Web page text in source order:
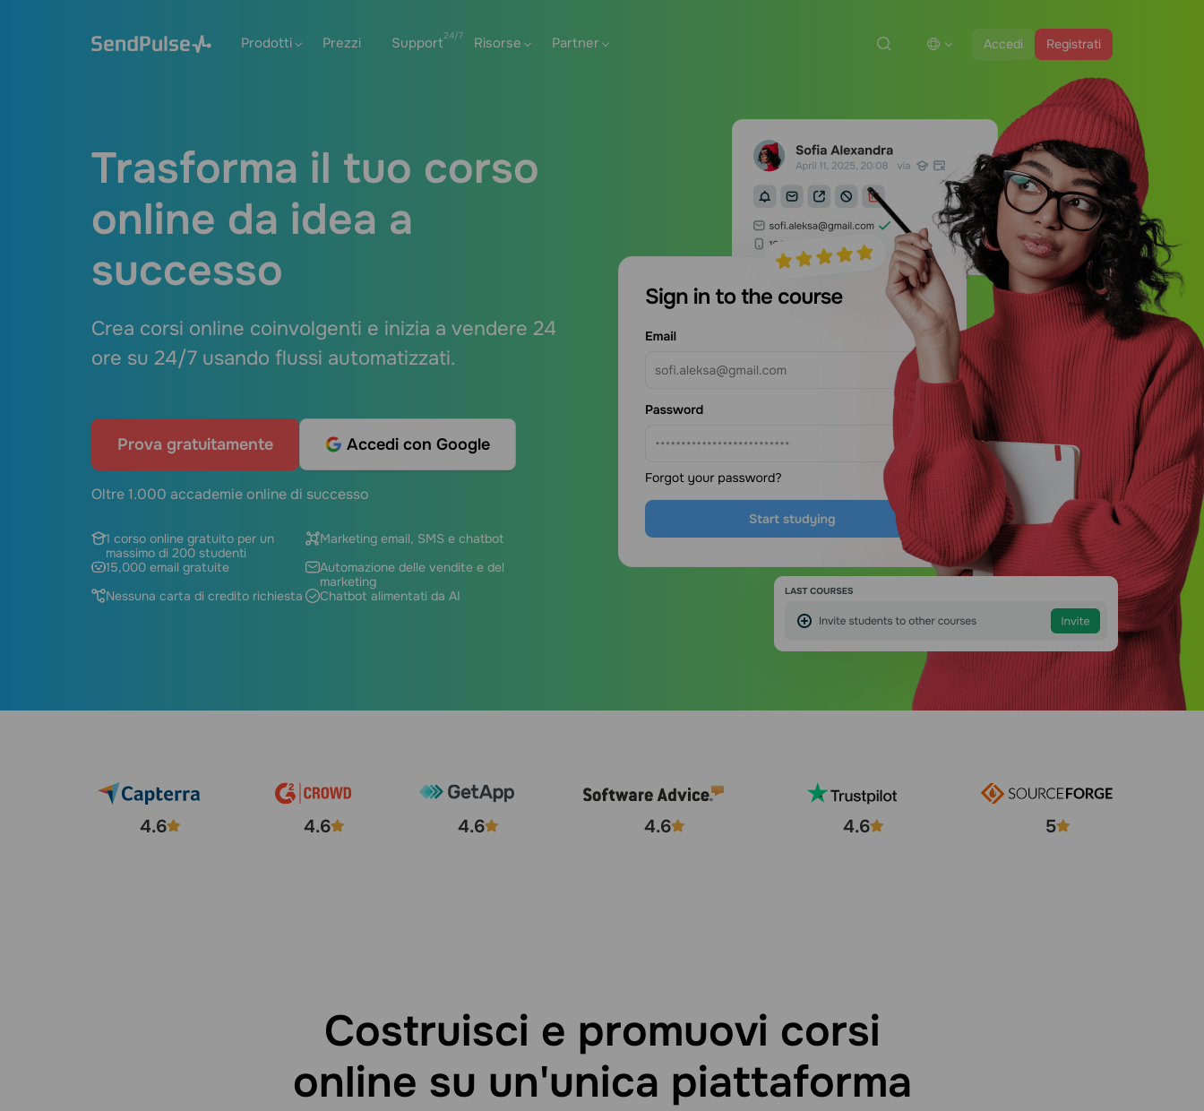
Accedi Registrati
Prodotti Prezzi Support Risorse Partner
Trasforma il tuo corso
online da idea a
successo
Crea corsi online coinvolgenti e inizia a vendere 24
ore su 24/7 usando flussi automatizzati.
Prova gratuitamente Accedi con Google
Oltre 1.000 accademie online di successo
1 corso online gratuito per un
massimo di 200 studenti
Marketing email, SMS e chatbot
15,000 email gratuite
Automazione delle vendite e del
marketing
Nessuna carta di credito richiesta
Chatbot alimentati da AI
4.6 4.6 4.6 4.6 4.6 5
Costruisci e promuovi corsi
online su un'unica piattaforma